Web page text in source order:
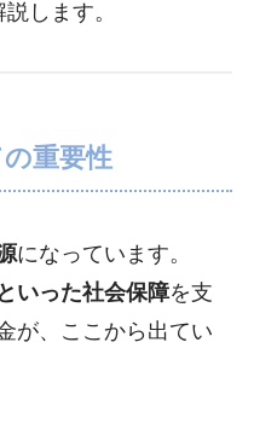
します。
重要性
になっています。
いった社会保障を支
が、ここから出てい